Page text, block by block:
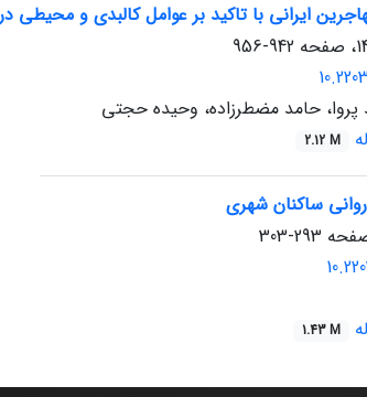
ایرانی با تاکید بر عوامل کالبدی و محیطی
942-956
پروا، حامد مضطرزاده، وحیده حجتی
2.12 M
ساکنان شهری
293-303
1.43 M